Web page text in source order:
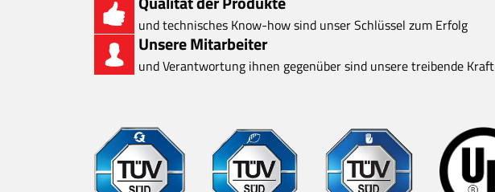
und technisches Know-how sind unser Schlüssel zum Erfolg
Unsere Mitarbeiter
und Verantwortung ihnen gegenüber sind unsere treibende Kraft